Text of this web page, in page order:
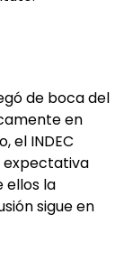
de boca del
en
el INDEC
expectativa
ellos la
sigue en